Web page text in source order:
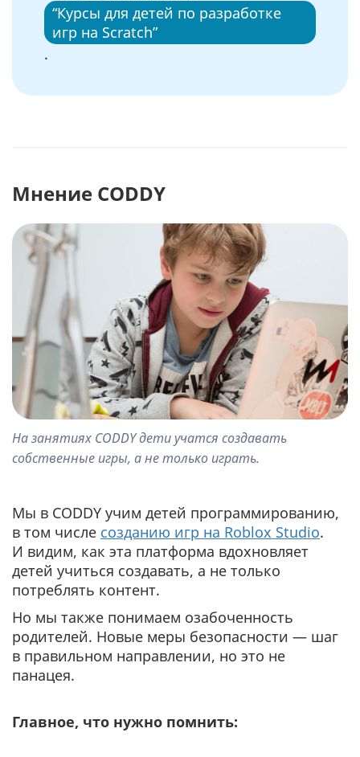
“Курсы для детей по разработке
игр на Scratch”
.
Мнение CODDY
На занятиях CODDY дети учатся создавать
собственные игры, а не только играть.
Мы в CODDY учим детей программированию,
в том числе созданию игр на Roblox Studio.
И видим, как эта платформа вдохновляет
детей учиться создавать, а не только
потреблять контент.
Но мы также понимаем озабоченность
родителей. Новые меры безопасности — шаг
в правильном направлении, но это не
панацея.
Главное, что нужно помнить: